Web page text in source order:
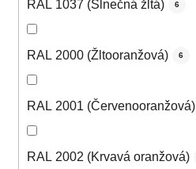
RAL 1037 (Slnečná žltá) 6
RAL 2000 (Žltooranžová) 6
RAL 2001 (Červenooranžová)
RAL 2002 (Krvavá oranžová)